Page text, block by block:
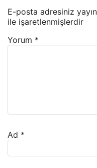
E-posta adresiniz
ile işaretlenmişlerdir
Yorum *
Ad *